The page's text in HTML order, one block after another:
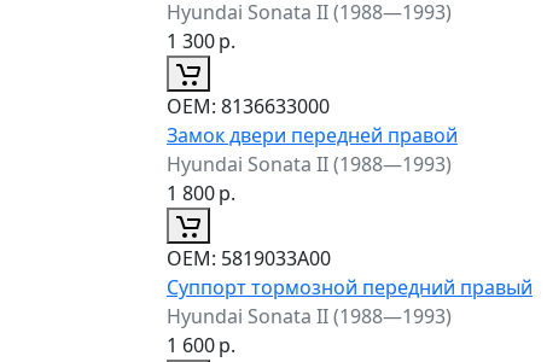
Hyundai Sonata II (1988—1993)
1 300р.
ОЕМ: 8136633000
Замок двери передней правой
Hyundai Sonata II (1988—1993)
1 800р.
ОЕМ: 5819033A00
Суппорт тормозной передний правый
Hyundai Sonata II (1988—1993)
1 600р.